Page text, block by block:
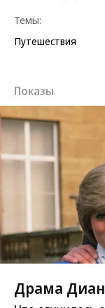
Темы:
Путешествия
Показы
Драма